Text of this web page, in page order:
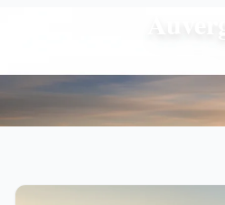
Articles de la rubrique Auvergne